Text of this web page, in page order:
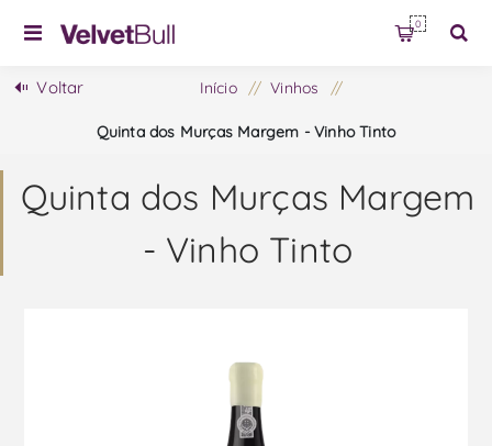
0
Voltar Início / Vinhos /
Quinta dos Murças Margem - Vinho Tinto
Quinta dos Murças Margem
- Vinho Tinto